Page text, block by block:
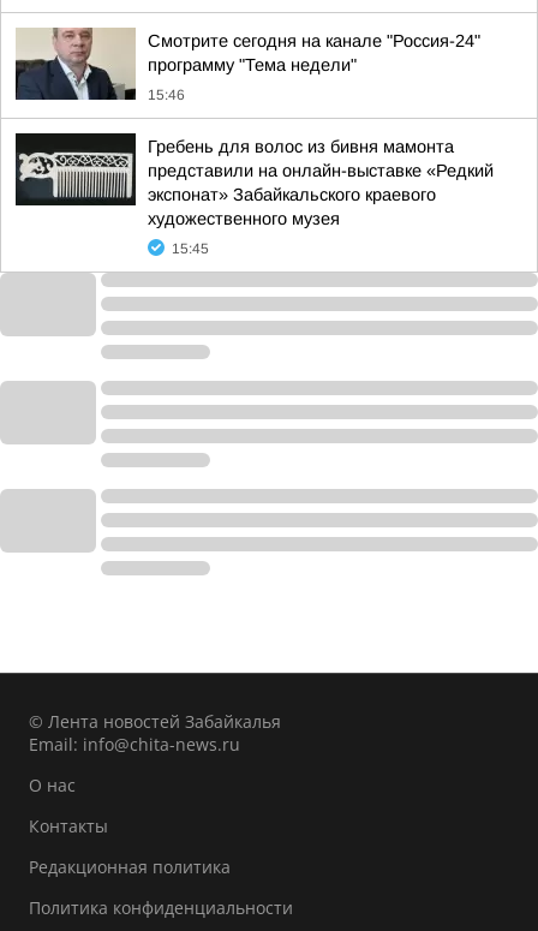
Смотрите сегодня на канале "Россия-24"
программу "Тема недели"
15:46
Гребень для волос из бивня мамонта
представили на онлайн-выставке «Редкий
экспонат» Забайкальского краевого
художественного музея
15:45
© Лента новостей Забайкалья
Email: info@chita-news.ru
О нас
Контакты
Редакционная политика
Политика конфиденциальности